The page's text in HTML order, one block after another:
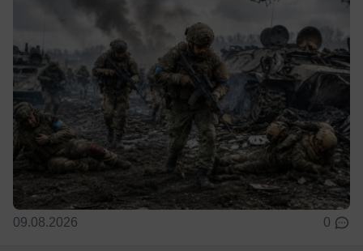
09.08.2026 0